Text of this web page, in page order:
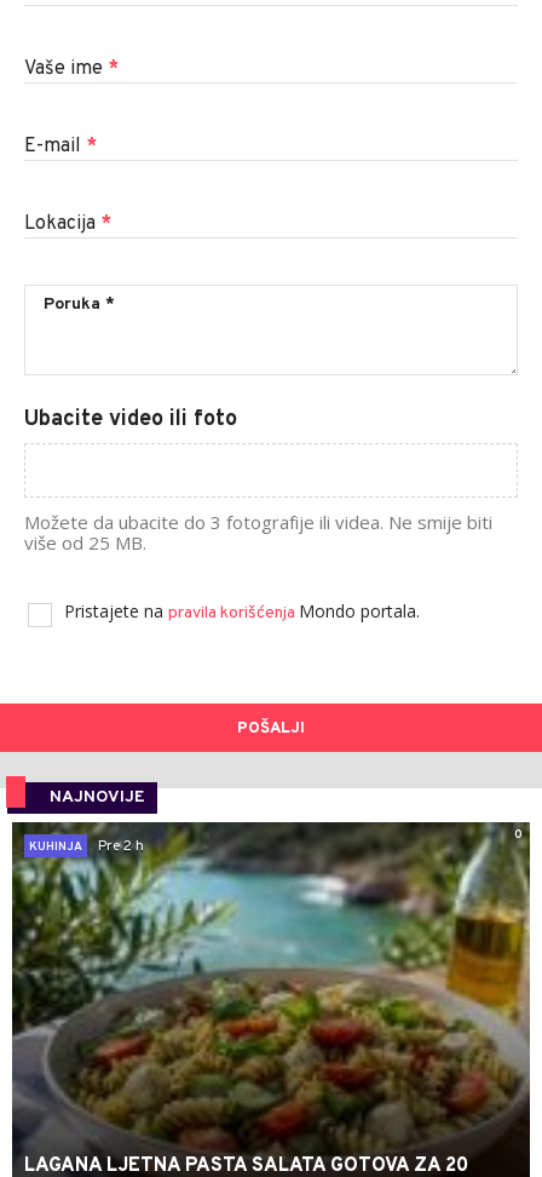
Vaše ime *
E-mail *
Lokacija *
Ubacite video ili foto
Možete da ubacite do 3 fotografije ili videa. Ne smije biti
više od 25 MB.
Pristajete na pravila korišćenja Mondo portala.
POŠALJI
NAJNOVIJE
0
KUHINJA
Pre 2 h
LAGANA LJETNA PASTA SALATA GOTOVA ZA 20